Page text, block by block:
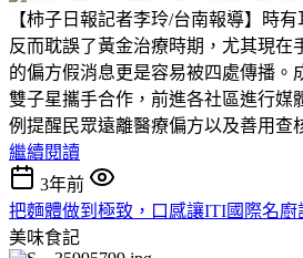
【柿子日報記者李玲/台南報導】時
反而耽誤了黃金治療時期，尤其現在
的偏方假消息更是容易被四處傳播。
雙子星攜手合作，前進各社區進行媒
例提醒民眾遠離醫療偏方以及善用查
繼續閱讀
3年前
把麵體做到極致，口感讓ITI國際名廚
美味食記